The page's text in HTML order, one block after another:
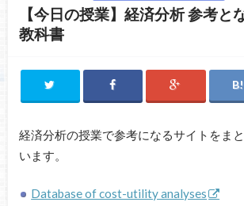
【今日の授業】経済分析 参考と
教科書
経済分析の授業で参考になるサイトをま
います。
Database of cost-utility analyses